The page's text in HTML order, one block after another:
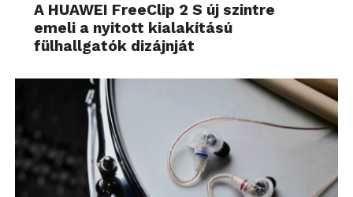
A HUAWEI FreeClip 2 S új szintre
emeli a nyitott kialakítású
fülhallgatók dizájnját